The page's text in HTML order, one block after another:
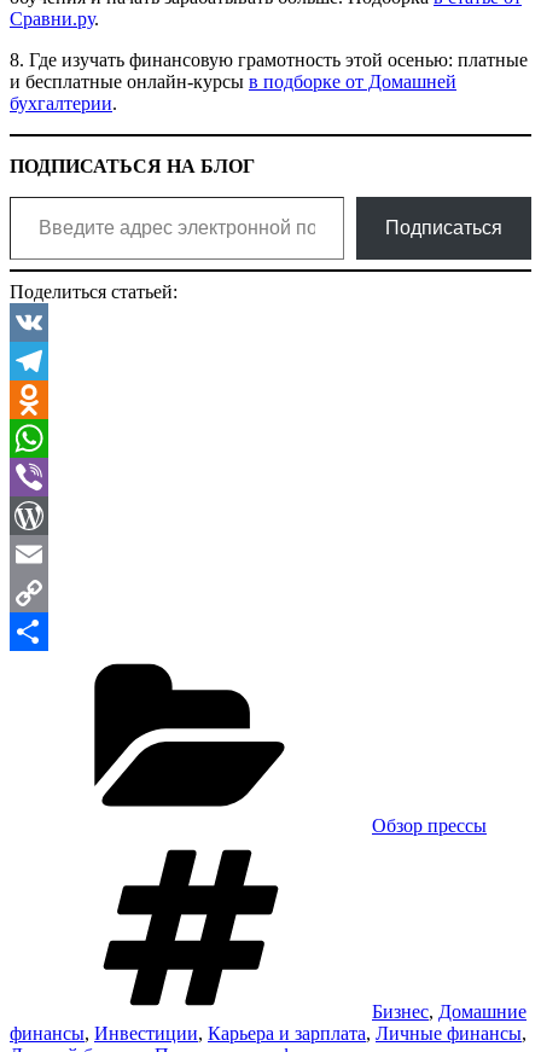
Сравни.ру.
8. Где изучать финансовую грамотность этой осенью: платные
и бесплатные онлайн-курсы в подборке от Домашней
бухгалтерии.
ПОДПИСАТЬСЯ НА БЛОГ
Введите адрес электронной почты…
Подписаться
Поделиться статьей:
VK
Telegram
Odnoklassniki
WhatsApp
Viber
WordPress
Email
Copy
Отправить
Обзор прессы
Бизнес, Домашние
финансы, Инвестиции, Карьера и зарплата, Личные финансы,